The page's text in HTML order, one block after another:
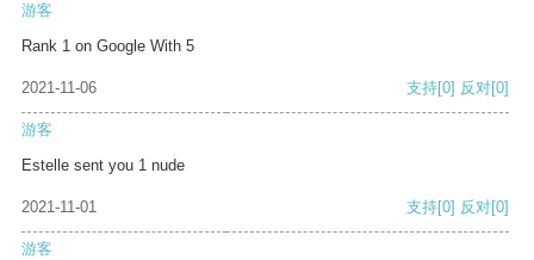
游客
Rank 1 on Google With 5
2021-11-06 支持[0] 反对[0]
游客
Estelle sent you 1 nude
2021-11-01 支持[0] 反对[0]
游客